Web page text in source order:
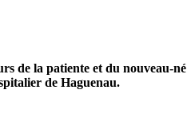
de la patiente et du nouveau-né
de Haguenau.